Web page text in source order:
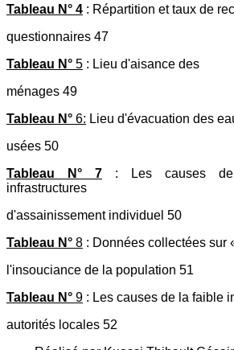
Tableau N° 4 : Répartition et taux de
questionnaires 47
Tableau N° 5 : Lieu d'aisance des
ménages 49
Tableau N° 6: Lieu d'évacuation des
usées 50
Tableau N° 7 : Les causes de
infrastructures
d'assainissement individuel 50
Tableau N° 8 : Données collectées sur
l'insouciance de la population 51
Tableau N° 9 : Les causes de la faible
autorités locales 52